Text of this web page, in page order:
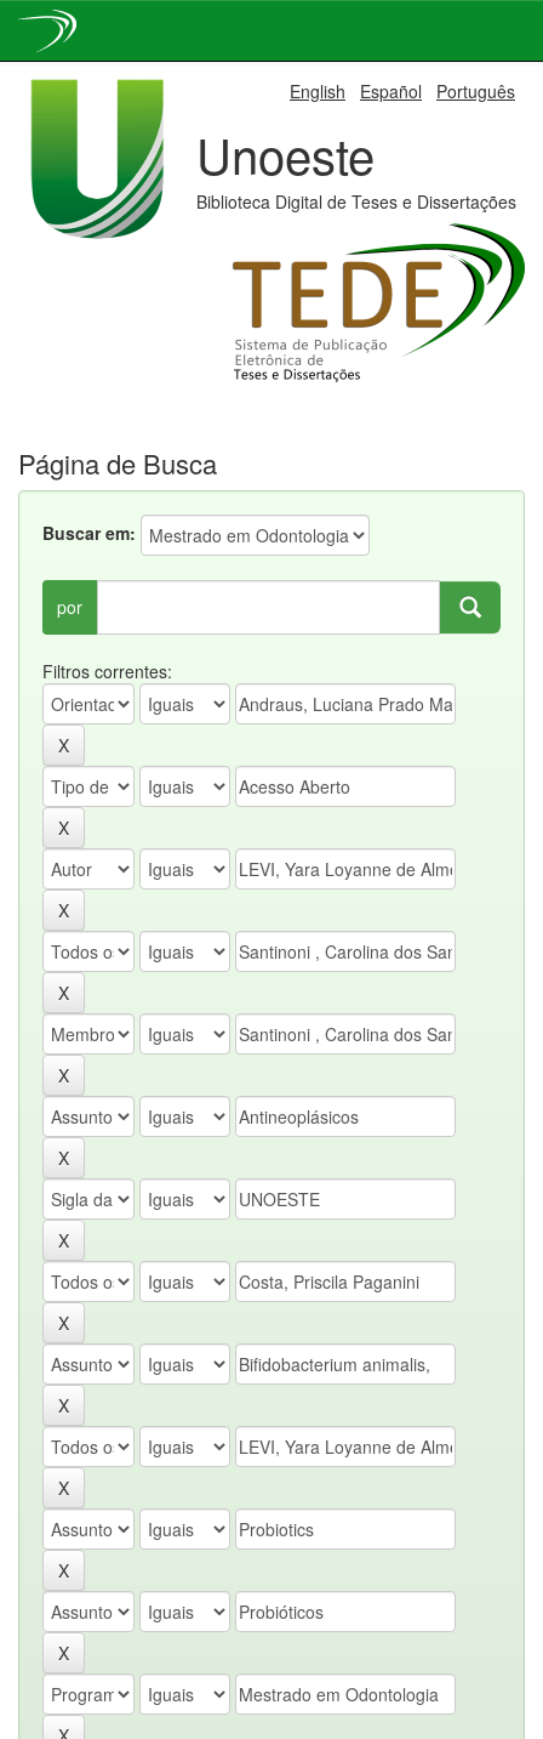
English Español Português
Unoeste
Biblioteca Digital de Teses e Dissertações
Página de Busca
Buscar em:
por
Filtros correntes: